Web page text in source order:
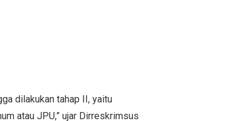
dilakukan tahap II, yaitu
atau JPU,” ujar Dirreskrimsus